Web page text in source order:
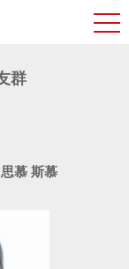
群
思慕 斯慕